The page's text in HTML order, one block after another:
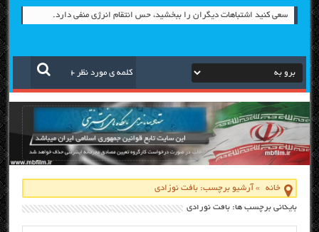
سعی کنید اشتباهات دیگران را ببخشید، حس انتقام انرژی منفی دارد.
خانه » آرشیو برچسب: بافت نوزادی
بایگانی برچسب ها: بافت نوزادی